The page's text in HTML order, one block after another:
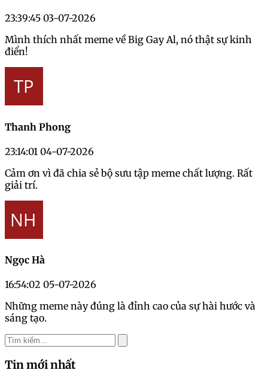
23:39:45 03-07-2026
Mình thích nhất meme về Big Gay Al, nó thật sự kinh
điển!
Thanh Phong
23:14:01 04-07-2026
Cảm ơn vì đã chia sẻ bộ sưu tập meme chất lượng. Rất
giải trí.
Ngọc Hà
16:54:02 05-07-2026
Những meme này đúng là đỉnh cao của sự hài hước và
sáng tạo.
Tin mới nhất